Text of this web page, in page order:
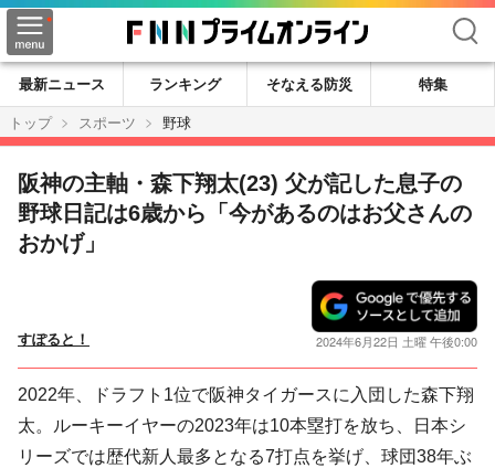
検索
最新ニュース ランキング そなえる防災
特集
トップ
スポーツ 野球
阪神の主軸・森下翔太(23) 父が記した息子の
野球日記は6歳から「今があるのはお父さんの
おかげ」
すぽると！ 2024年6月22日 土曜 午後0:00
2022年、ドラフト1位で阪神タイガースに入団した森下翔
太。ルーキーイヤーの2023年は10本塁打を放ち、日本シ
リーズでは歴代新人最多となる7打点を挙げ、球団38年ぶ